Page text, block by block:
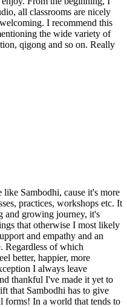
all classrooms are nicely
I recommend this
the wide variety of
qigong and so on. Really
Sambodhi, cause it's more
practices, workshops etc. It
and growing journey, it's
that otherwise I most likely
and empathy and an
Regardless of which
better, happier, more
I always leave
thankful I've made it yet to
that Sambodhi has to give
forms! In a world that tends to